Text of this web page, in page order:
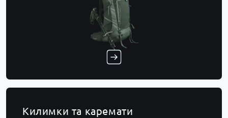
Килимки та каремати